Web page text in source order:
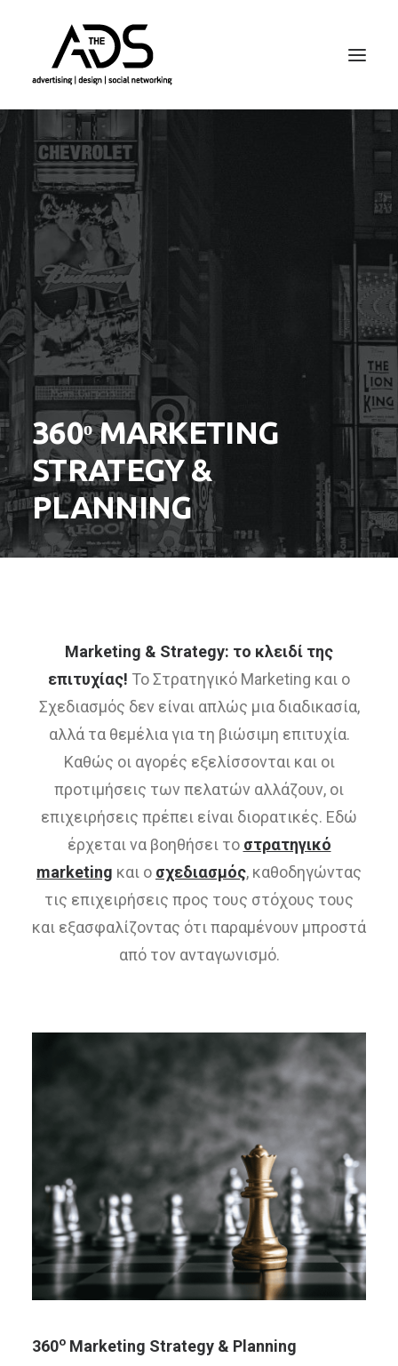
SEARCH
360ᵒ MARKETING
STRATEGY &
PLANNING
Marketing & Strategy: το κλειδί της
επιτυχίας! Το Στρατηγικό Marketing και ο
Σχεδιασμός δεν είναι απλώς μια διαδικασία,
αλλά τα θεμέλια για τη βιώσιμη επιτυχία.
Καθώς οι αγορές εξελίσσονται και οι
προτιμήσεις των πελατών αλλάζουν, οι
επιχειρήσεις πρέπει είναι διορατικές. Εδώ
έρχεται να βοηθήσει το στρατηγικό
marketing και ο σχεδιασμός, καθοδηγώντας
τις επιχειρήσεις προς τους στόχους τους
και εξασφαλίζοντας ότι παραμένουν μπροστά
από τον ανταγωνισμό.
360ο Marketing Strategy & Planning